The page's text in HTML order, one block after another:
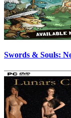
Swords & Souls: